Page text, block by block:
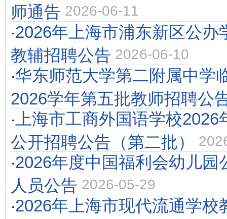
师通告 2026-06-11
·2026年上海市浦东新区公办
教辅招聘公告 2026-06-10
·华东师范大学第二附属中学
2026学年第五批教师招聘公
·
上海市工商外国语学校
公开招聘公告（第二批）
·2026年度中国福利会幼儿园
人员公告 2026-05-29
·2026年上海市现代流通学校